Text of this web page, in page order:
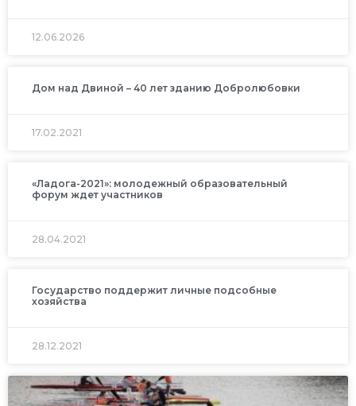
12.06.2026
Дом над Двиной – 40 лет зданию Добролюбовки
17.02.2021
«Ладога-2021»: молодежный образовательный
форум ждет участников
28.04.2021
Государство поддержит личные подсобные
хозяйства
28.12.2021